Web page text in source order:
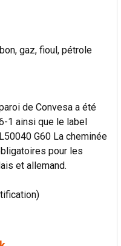
gaz, fioul, pétrole
de Convesa a été
1 ainsi que le label
G60 La cheminée
pour les
et allemand.